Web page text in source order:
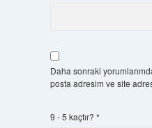
Daha sonraki
posta adresim ve site
9 - 5 kaçtır? *